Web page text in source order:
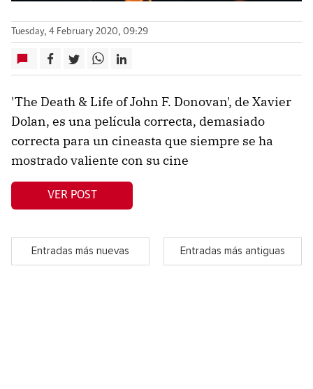
Tuesday, 4 February 2020, 09:29
'The Death & Life of John F. Donovan', de Xavier
Dolan, es una película correcta, demasiado
correcta para un cineasta que siempre se ha
mostrado valiente con su cine
VER POST
Entradas más nuevas Entradas más antiguas